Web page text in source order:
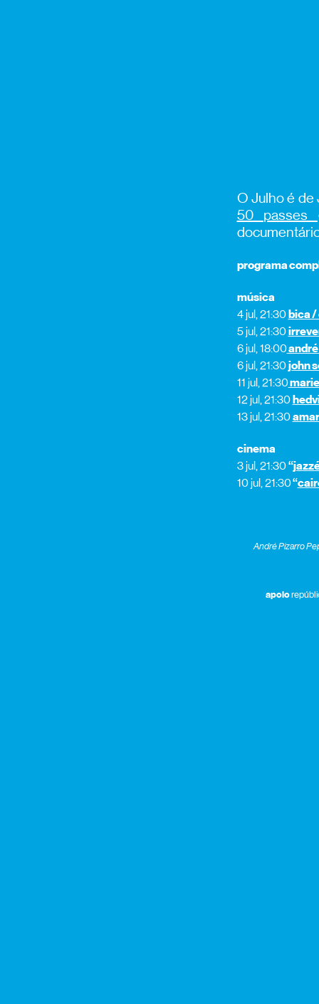
O Julho é de
50 passes
programa
música
4 jul, 21:30bica /
5 jul, 21:30
6 jul, 18:00andré
6 jul, 21:30john
11 jul, 21:30
12 jul, 21:30
13 jul, 21:30
cinema
3 jul, 21:30“
10 jul, 21:30“
André Pizarro
apoio